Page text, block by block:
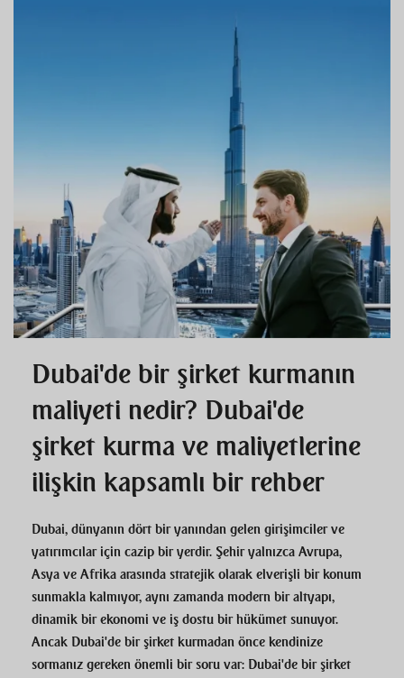
Dubai'de bir şirket kurmanın
maliyeti nedir? Dubai'de
şirket kurma ve maliyetlerine
ilişkin kapsamlı bir rehber
Dubai, dünyanın dört bir yanından gelen girişimciler ve
yatırımcılar için cazip bir yerdir. Şehir yalnızca Avrupa,
Asya ve Afrika arasında stratejik olarak elverişli bir konum
sunmakla kalmıyor, aynı zamanda modern bir altyapı,
dinamik bir ekonomi ve iş dostu bir hükümet sunuyor.
Ancak Dubai'de bir şirket kurmadan önce kendinize
sormanız gereken önemli bir soru var: Dubai'de bir şirket